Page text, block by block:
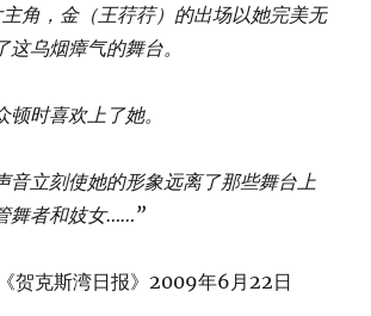
角，金（王荇荇）的出场以她完美无
乌烟瘴气的舞台。
时喜欢上了她。
音立刻使她的形象远离了那些舞台上
舞者和妓女……”
贺克斯湾日报》2009年6月22日